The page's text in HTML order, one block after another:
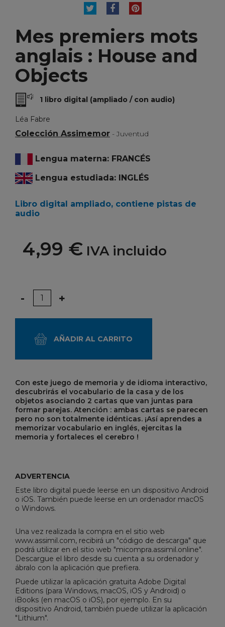
TUITEARCOMPARTIR
PINTEREST
Mes premiers mots
anglais : House and
Objects
1 libro digital (ampliado / con audio)
Léa Fabre
Colección Assimemor - Juventud
Lengua materna: FRANCÉS
Lengua estudiada: INGLÉS
Libro digital ampliado, contiene pistas de
audio
4,99 € IVA incluido
Cantidad
- +
AÑADIR AL CARRITO
Con este juego de memoria y de idioma interactivo,
descubrirás el vocabulario de la casa y de los
objetos asociando 2 cartas que van juntas para
formar parejas. Atención : ambas cartas se parecen
pero no son totalmente idénticas. ¡Así aprendes a
memorizar vocabulario en inglés, ejercitas la
memoria y fortaleces el cerebro !
ADVERTENCIA
Este libro digital puede leerse en un dispositivo Android
o iOS. También puede leerse en un ordenador macOS
o Windows.
Una vez realizada la compra en el sitio web
www.assimil.com, recibirá un "código de descarga" que
podrá utilizar en el sitio web "micompra.assimil.online".
Descargue el libro desde su cuenta a su ordenador y
ábralo con la aplicación que prefiera.
Puede utilizar la aplicación gratuita Adobe Digital
Editions (para Windows, macOS, iOS y Android) o
iBooks (en macOS o iOS), por ejemplo. En su
dispositivo Android, también puede utilizar la aplicación
"Lithium".